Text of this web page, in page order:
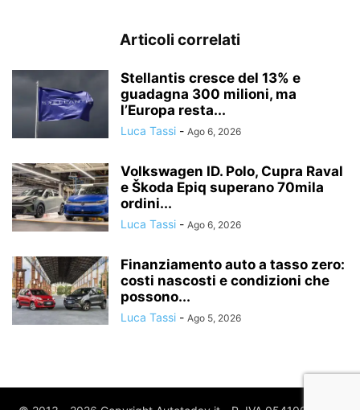
Articoli correlati
Stellantis cresce del 13% e
guadagna 300 milioni, ma
l’Europa resta...
Luca Tassi - Ago 6, 2026
Volkswagen ID. Polo, Cupra Raval
e Škoda Epiq superano 70mila
ordini...
Luca Tassi - Ago 6, 2026
Finanziamento auto a tasso zero:
costi nascosti e condizioni che
possono...
Luca Tassi - Ago 5, 2026